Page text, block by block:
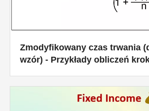
Zmodyfikowany czas trwania
wzór) - Przykłady obliczeń